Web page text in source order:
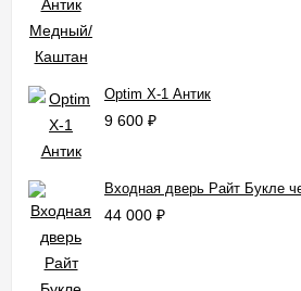
Optim X-1 Антик
9 600 ₽
Входная дверь Райт Букле
44 000 ₽